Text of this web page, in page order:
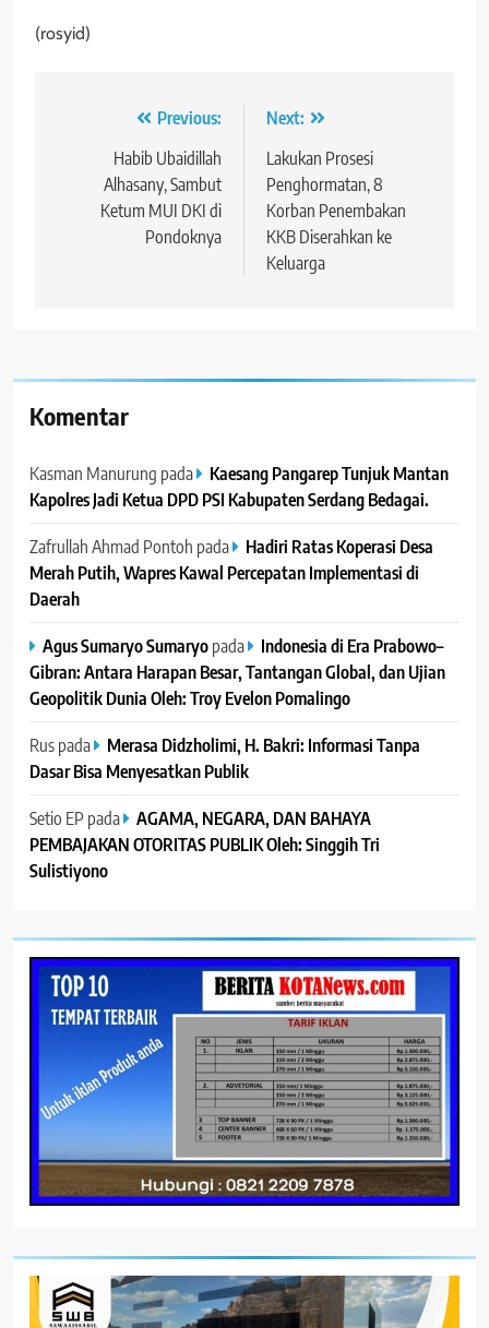
(rosyid)
Navigasi Previous:
Habib Ubaidillah
Alhasany, Sambut
Ketum MUI DKI di
Pondoknya
Next:
Lakukan Prosesi
Penghormatan, 8
Korban Penembakan
KKB Diserahkan ke
Keluarga
Komentar
Kasman Manurung pada
Kaesang Pangarep Tunjuk Mantan
Kapolres Jadi Ketua DPD PSI Kabupaten Serdang Bedagai. ‎ ‎
Zafrullah Ahmad Pontoh pada
Hadiri Ratas Koperasi Desa
Merah Putih, Wapres Kawal Percepatan Implementasi di
Daerah
Agus Sumaryo Sumaryopada
Indonesia di Era Prabowo–
Gibran: Antara Harapan Besar, Tantangan Global, dan Ujian
Geopolitik Dunia Oleh: Troy Evelon Pomalingo
Ruspada
Merasa Didzholimi, H. Bakri: Informasi Tanpa
Dasar Bisa Menyesatkan Publik
Setio EP pada
AGAMA, NEGARA, DAN BAHAYA
PEMBAJAKAN OTORITAS PUBLIK Oleh: Singgih Tri
Sulistiyono